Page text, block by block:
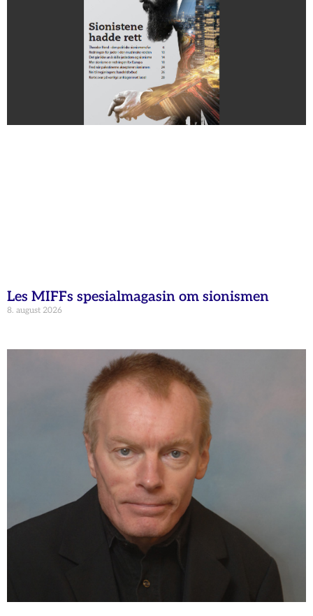
Les MIFFs spesialmagasin om sionismen
8. august 2026